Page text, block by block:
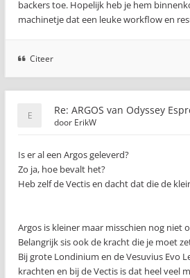
backers toe. Hopelijk heb je hem
machinetje dat een leuke workflow en
Citeer
Re: ARGOS van Odyssey
door ErikW
Is er al een Argos geleverd?
Zo ja, hoe bevalt het?
Heb zelf de Vectis en dacht dat die de
Argos is kleiner maar misschien nog niet
Belangrijk sis ook de kracht die je moet
Bij grote Londinium en de Vesuvius Evo
krachten en bij de Vectis is dat heel veel